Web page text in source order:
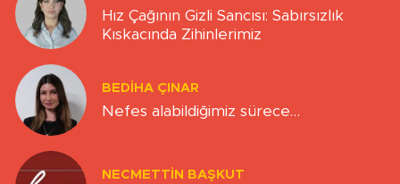
Hız Çağının Gizli Sancısı: Sabırsızlık
Kıskacında Zihinlerimiz
BEDIHA ÇINAR
Nefes alabildiğimiz sürece…
NECMETTIN BAŞKUT